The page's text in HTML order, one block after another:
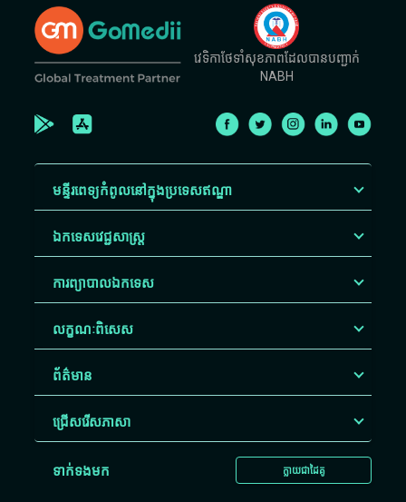
វេទិកាថែទាំសុខភាពដែលបានបញ្ជាក់
NABH
មន្ទីរពេទ្យកំពូលនៅក្នុងប្រទេសឥណ្ឌា
ឯកទេសវេជ្ជសាស្ត្រ
ការព្យាបាលឯកទេស
លក្ខណៈពិសេស
ព័ត៌មាន
ជ្រើសរើស​ភាសា
ក្លាយជាដៃគូ
ទាក់ទងមក